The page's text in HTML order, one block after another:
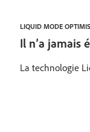
LIQUID MODE
Il n’a jamais
La technologie